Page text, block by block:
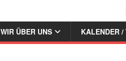
WIR ÜBER UNS KALENDER /